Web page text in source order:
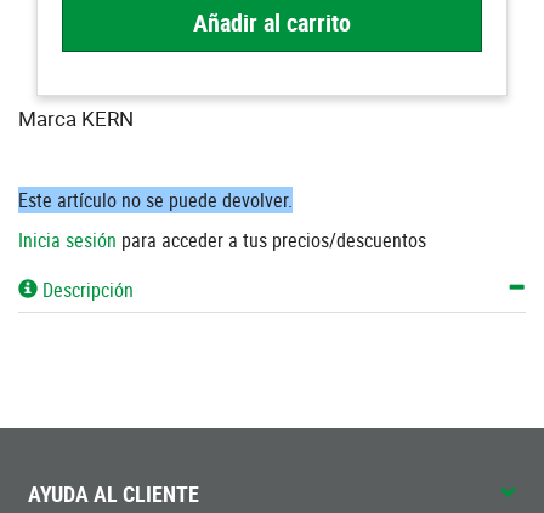
Añadir al carrito
Marca KERN
Este artículo no se puede devolver.
Inicia sesión para acceder a tus precios/descuentos
Descripción
AYUDA AL CLIENTE